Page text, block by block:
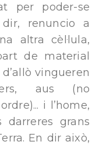
per poder-se
renuncio a
altra cèl·lula,
de material
vingueren
aus (no
i l’home,
grans
En dir això,